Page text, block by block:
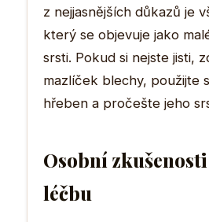
z nejjasnějších důkazů je
který se objevuje jako
srsti. Pokud si nejste jisti,
mazlíček blechy, použijte
hřeben a pročešte jeho
Osobní
léčbu